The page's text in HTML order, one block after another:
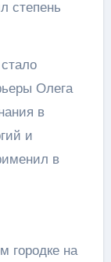
степень
Олега
в
и
в
городке на